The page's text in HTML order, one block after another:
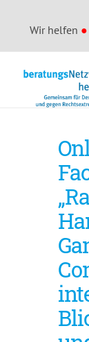
Wir helfen ●